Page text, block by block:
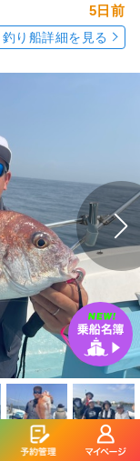
5日前
釣り船詳細を見る